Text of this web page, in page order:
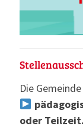
Die
oder Teilzeit.